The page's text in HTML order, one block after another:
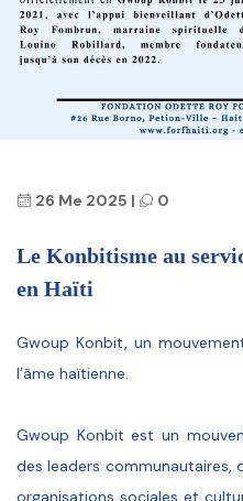
26 Me 2025 | 0
Le Konbitisme au
en Haïti
Gwoup Konbit, un
l’âme haïtienne.
Gwoup Konbit est un
des leaders communautaires,
organisations sociales et